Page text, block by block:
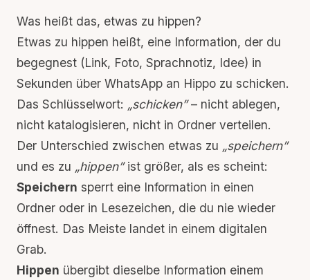
Was heißt das, etwas zu hippen?
Etwas zu hippen heißt, eine Information, der du
begegnest (Link, Foto, Sprachnotiz, Idee) in
Sekunden über WhatsApp an Hippo zu schicken.
Das Schlüsselwort: „schicken”– nicht ablegen,
nicht katalogisieren, nicht in Ordner verteilen.
Der Unterschied zwischen etwas zu „speichern”
und es zu „hippen”ist größer, als es scheint:
Speichern sperrt eine Information in einen
Ordner oder in Lesezeichen, die du nie wieder
öffnest. Das Meiste landet in einem digitalen
Grab.
Hippen übergibt dieselbe Information einem